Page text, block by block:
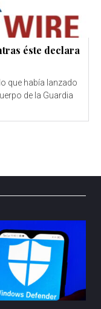
éste declara
que había lanzado
de la Guardia